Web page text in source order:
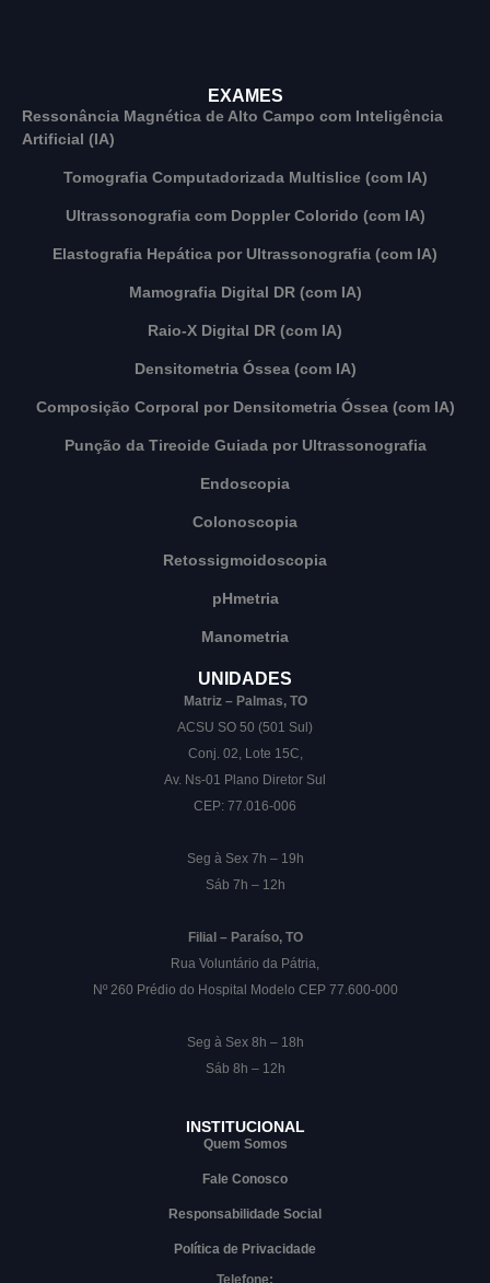
EXAMES
Ressonância Magnética de Alto Campo com Inteligência
Artificial (IA)
Tomografia Computadorizada Multislice (com IA)
Ultrassonografia com Doppler Colorido (com IA)
Elastografia Hepática por Ultrassonografia (com IA)
Mamografia Digital DR (com IA)
Raio-X Digital DR (com IA)
Densitometria Óssea (com IA)
Composição Corporal por Densitometria Óssea (com IA)
Punção da Tireoide Guiada por Ultrassonografia
Endoscopia
Colonoscopia
Retossigmoidoscopia
pHmetria
Manometria
UNIDADES
Matriz – Palmas, TO
ACSU SO 50 (501 Sul)
Conj. 02, Lote 15C,
Av. Ns-01 Plano Diretor Sul
CEP: 77.016-006
Seg à Sex 7h – 19h
Sáb 7h – 12h
Filial – Paraíso, TO
Rua Voluntário da Pátria,
Nº 260 Prédio do Hospital Modelo CEP 77.600-000
Seg à Sex 8h – 18h
Sáb 8h – 12h
INSTITUCIONAL
Quem Somos
Fale Conosco
Responsabilidade Social
Política de Privacidade